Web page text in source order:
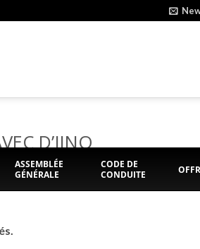
ASSEMBLÉE
GÉNÉRALE
CODE DE
CONDUITE
D’JINO